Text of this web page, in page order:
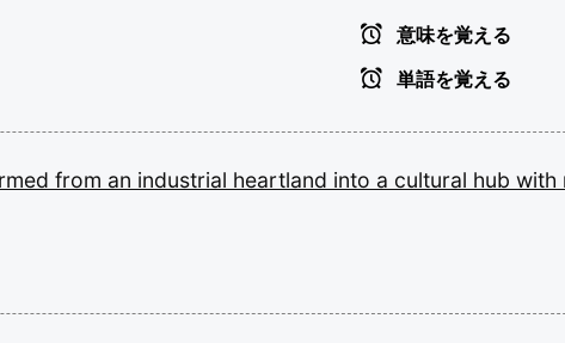
意味を覚える
単語を覚える
from an industrial heartland into a cultural hub with